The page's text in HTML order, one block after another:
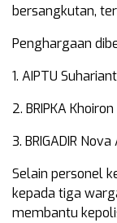
bersangkutan,
Penghargaan
1. AIPTU
2. BRIPKA
3. BRIGADIR
Selain personel
kepada tiga
membantu